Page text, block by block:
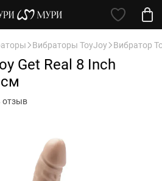
Вибраторы ToyJoy Вибратор
Get Real 8 Inch
отзыв